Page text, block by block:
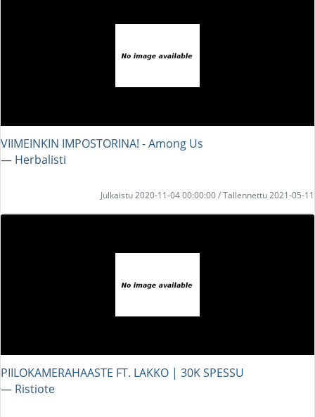
VIIMEINKIN IMPOSTORINA! - Among Us
― Herbalisti
Julkaistu 2020-11-04 00:00:00 / Tallennettu 2021-05-11
PIILOKAMERAHAASTE FT. LAKKO | 30K SPESSU
― Ristiote